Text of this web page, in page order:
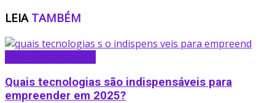
LEIA TAMBÉM
Quais tecnologias são indispensáveis para
empreender em 2025?